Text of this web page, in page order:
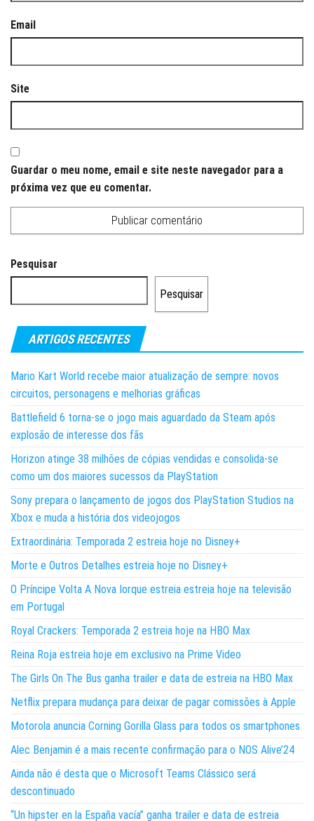
Email
Site
Guardar o meu nome, email e site neste navegador para a
próxima vez que eu comentar.
Pesquisar
Pesquisar
ARTIGOS RECENTES
Mario Kart World recebe maior atualização de sempre: novos
circuitos, personagens e melhorias gráficas
Battlefield 6 torna-se o jogo mais aguardado da Steam após
explosão de interesse dos fãs
Horizon atinge 38 milhões de cópias vendidas e consolida-se
como um dos maiores sucessos da PlayStation
Sony prepara o lançamento de jogos dos PlayStation Studios na
Xbox e muda a história dos videojogos
Extraordinária: Temporada 2 estreia hoje no Disney+
Morte e Outros Detalhes estreia hoje no Disney+
O Príncipe Volta A Nova Iorque estreia estreia hoje na televisão
em Portugal
Royal Crackers: Temporada 2 estreia hoje na HBO Max
Reina Roja estreia hoje em exclusivo na Prime Video
The Girls On The Bus ganha trailer e data de estreia na HBO Max
Netflix prepara mudança para deixar de pagar comissões à Apple
Motorola anuncia Corning Gorilla Glass para todos os smartphones
Alec Benjamin é a mais recente confirmação para o NOS Alive’24
Ainda não é desta que o Microsoft Teams Clássico será
descontinuado
“Un hipster en la España vacía” ganha trailer e data de estreia